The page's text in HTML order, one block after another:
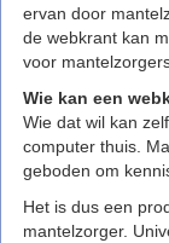
ervan door
de webkrant kan
voor
Wie kan een
Wie dat wil kan
computer thuis.
geboden om
Het is dus een
mantelzorger.